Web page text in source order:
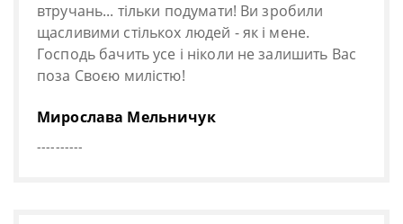
втручань... тільки подумати! Ви зробили
щасливими стількох людей - як і мене.
Господь бачить усе і ніколи не залишить Вас
поза Своєю милістю!
Мирослава Мельничук
----------